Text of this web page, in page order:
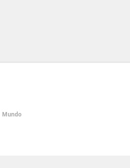
Mundo